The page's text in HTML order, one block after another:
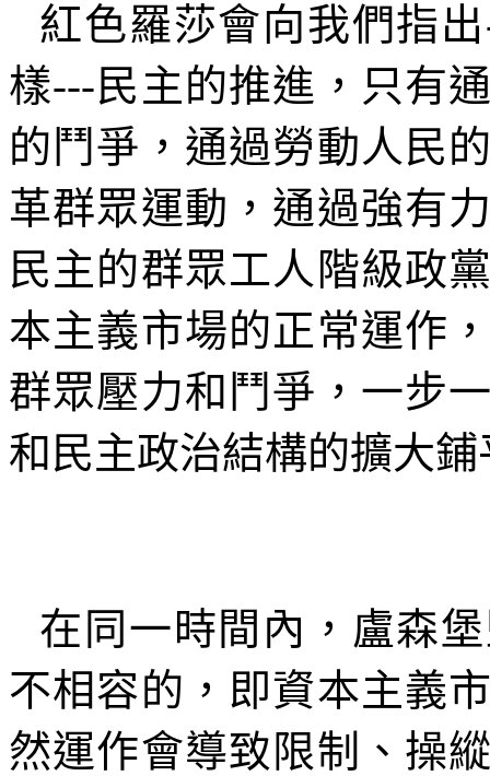
紅色羅莎會向我們指出
樣--- 民主的推進，只有
的鬥爭，通過勞動人民
革群眾運動，通過強有
民主的群眾工人階級政
本主義市場的正常運作
群眾壓力和鬥爭，一步
和民主政治結構的擴大
在同一時間內，盧森
不相容的，即資本主義
然運作會導致限制、操